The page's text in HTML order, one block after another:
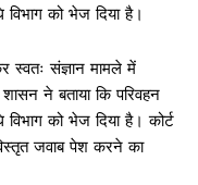
को भेज दिया है।
स्वतः संज्ञान मामले में
ने बताया कि परिवहन
को भेज दिया है। कोर्ट
जवाब पेश करने का